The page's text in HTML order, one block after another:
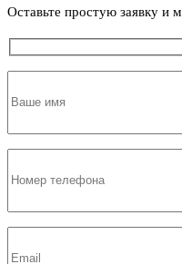
Оставьте простую заявку и